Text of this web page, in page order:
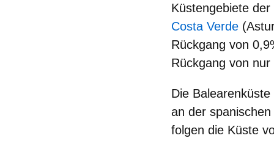
Küstengebiete
Costa Verde
Rückgang von
Rückgang von
Die
an der
folgen die Küste